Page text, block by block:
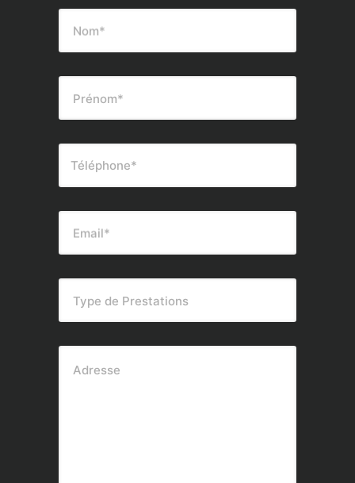
Nom*
Prénom*
Email*
Type de Prestations
Adresse